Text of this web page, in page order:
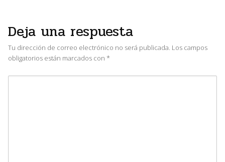
Deja una respuesta
Tu dirección de correo electrónico no será publicada. Los campos
obligatorios están marcados con *